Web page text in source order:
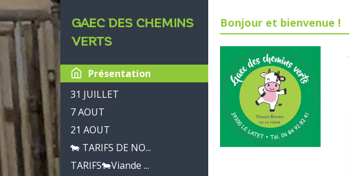
GAEC DES CHEMINS
VERTS
Présentation
31 JUILLET
7 AOUT
21 AOUT
🐄 TARIFS DE NO...
TARIFS🐄Viande ...
Bonjour et bienvenue !